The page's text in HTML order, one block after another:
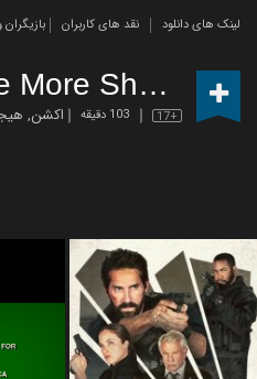
لینک های دانلود نقد های کاربران
One More Shot (2024)
17+ 103 دقیقه اکشن,